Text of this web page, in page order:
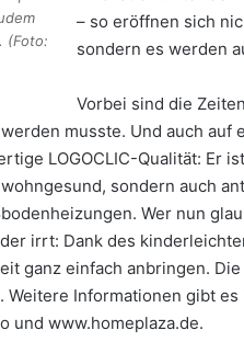
(Foto:
– so eröffnen sich
sondern es werden
Vorbei sind die
musste. Und auch
LOGOCLIC-Qualität: Er
sondern auch
Wer nun
irrt: Dank des
ganz einfach anbringen.
Weitere Informationen gibt
und www.homeplaza.de.